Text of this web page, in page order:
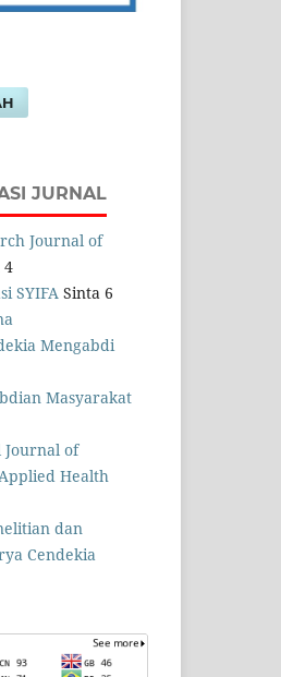
JURNAL
Journal of
4
SYIFA Sinta 6
Mengabdi
Masyarakat
of
Health
dan
Cendekia